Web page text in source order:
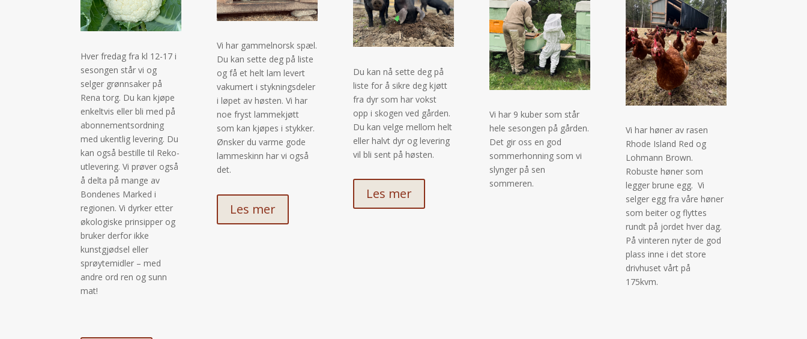
Hver fredag fra kl 12-17 i
sesongen står vi og
selger grønnsaker på
Rena torg. Du kan kjøpe
enkeltvis eller bli med på
abonnementsordning
med ukentlig levering. Du
kan også bestille til Reko-
utlevering. Vi prøver også
å delta på mange av
Bondenes Marked i
regionen. Vi dyrker etter
økologiske prinsipper og
bruker derfor ikke
kunstgjødsel eller
sprøytemidler – med
andre ord ren og sunn
mat!
Vi har gammelnorsk spæl.
Du kan sette deg på liste
og få et helt lam levert
vakumert i stykningsdeler
i løpet av høsten. Vi har
noe fryst lammekjøtt
som kan kjøpes i stykker.
Ønsker du varme gode
lammeskinn har vi også
det.
Les mer
Du kan nå sette deg på
liste for å sikre deg kjøtt
fra dyr som har vokst
opp i skogen ved gården.
Du kan velge mellom helt
eller halvt dyr og levering
vil bli sent på høsten.
Les mer
Vi har 9 kuber som står
hele sesongen på gården.
Det gir oss en god
sommerhonning som vi
slynger på sen
sommeren.
Vi har høner av rasen
Rhode Island Red og
Lohmann Brown.
Robuste høner som
legger brune egg. Vi
selger egg fra våre høner
som beiter og flyttes
rundt på jordet hver dag.
På vinteren nyter de god
plass inne i det store
drivhuset vårt på
175kvm.